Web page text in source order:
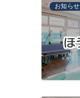
お知らせ